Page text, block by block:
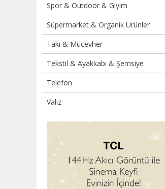
Spor & Outdoor & Giyim
Süpermarket & Organik Ürünler
Takı & Mücevher
Tekstil & Ayakkabı & Şemsiye
Telefon
Valiz